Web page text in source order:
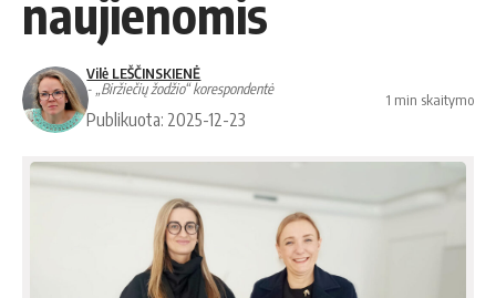
naujienomis
Vilė LEŠČINSKIENĖ
- „Biržiečių žodžio“ korespondentė
Publikuota: 2025-12-23
1 min skaitymo